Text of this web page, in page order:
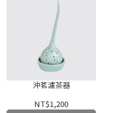
沖茗濾茶器
NT$1,200